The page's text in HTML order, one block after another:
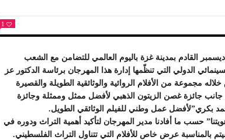
1
تحت شعار “تراثنا هويتنا” وتنتظم من 29 نوفمبر الى 6 ديسمبر القادم بمدينة غزة باليوم العالمي للتضامن مع الشعب
الدولي التي تنظّمها إدارة هذا المهرجان برئاسة الدكتور عز
مجموعة من الأفلام الروائية والوثائقية الطويلة والقصيرة
جائزة غصن الزيتون الذهبي لأفضل ممثل وممثلة وجائزة
بكري”لأفضل عمل وطني للفيلم الوثائقي الطويل.
حسب ما أفادنا مدير المهرجان لتأكيد أهمية التراث ودوره في
بالمناسبة عرض خاص للأفلام التي تتناول التراث الفلسطيني.